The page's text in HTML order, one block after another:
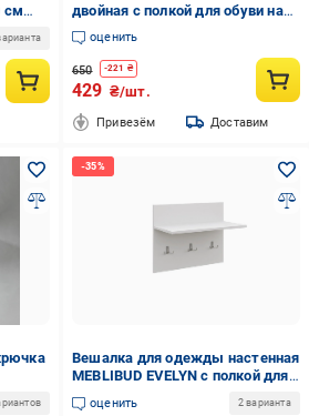
см
двойная с полкой для обуви на
колесах 112х56х30 см Черный
оценить
650 -221 ₴
429 ₴/шт.
Привезём Доставим
46-
Вешалка для одежды настенная
MEBLIBUD EVELYN с полкой для
головных уборов 61х48х29,6 см
Белый
оценить 2 варианта